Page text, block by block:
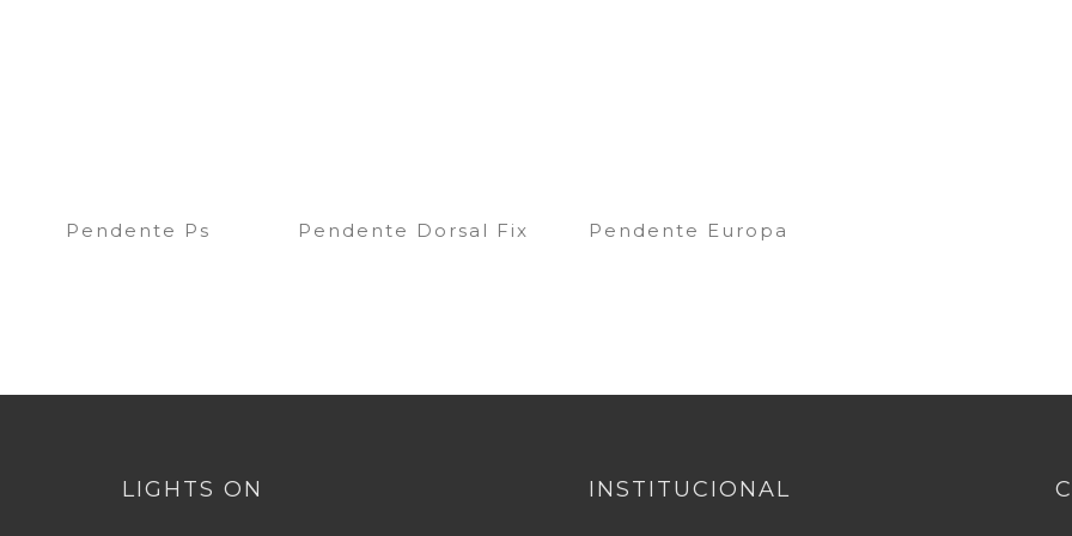
Pendente Ps Pendente Dorsal Fix Pendente Europa
LIGHTS ON INSTITUCIONAL